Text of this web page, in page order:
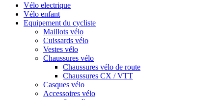
Vélo electrique
Vélo enfant
Equipement du cycliste
Maillots vélo
Cuissards vélo
Vestes vélo
Chaussures vélo
Chaussures vélo de route
Chaussures CX / VTT
Casques vélo
Accessoires vélo